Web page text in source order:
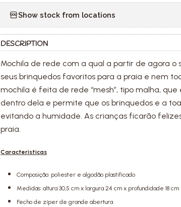
Show stock from locations
DESCRIPTION
Mochila de rede com a qual a partir de agora o
seus brinquedos favoritos para a praia e nem
mochila é feita de rede “mesh”, tipo malha,
dentro dela e permite que os brinquedos e a
evitando a humidade. As crianças ficarão
praia.
Características
Composição: poliester e algodão plastificado
Medidas: altura 30,5 cm x largura 24 cm x profundidade 18 cm
Fecho de zíper de grande abertura